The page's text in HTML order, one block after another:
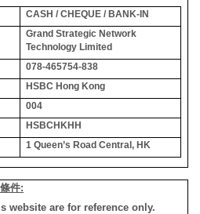
CASH / CHEQUE / BANK-IN
Grand Strategic Network
Technology Limited
078-465754-838
HSBC Hong Kong
004
HSBCHKHH
1 Queen’s Road Central, HK
件:
website are for reference only.